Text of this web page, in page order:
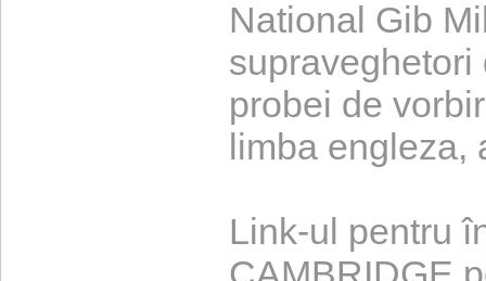
National Gib
probei de
limba engleza,
Link-ul pentru